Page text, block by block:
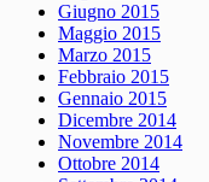
Giugno 2015
Maggio 2015
Marzo 2015
Febbraio 2015
Gennaio 2015
Dicembre 2014
Novembre 2014
Ottobre 2014